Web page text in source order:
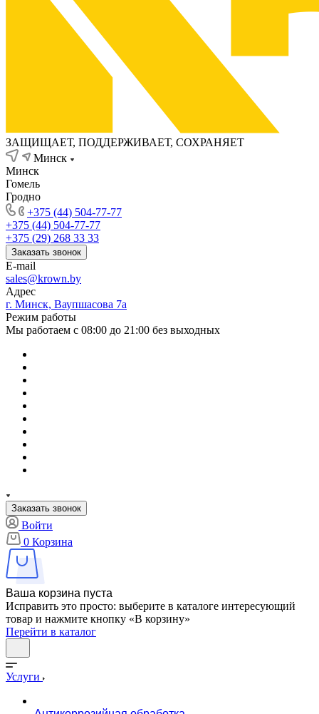
ЗАЩИЩАЕТ, ПОДДЕРЖИВАЕТ, СОХРАНЯЕТ
Минск
Минск
Гомель
Гродно
+375 (44) 504-77-77
+375 (44) 504-77-77
+375 (29) 268 33 33
Заказать звонок
E-mail
sales@krown.by
Адрес
г. Минск, Ваупшасова 7а
Режим работы
Мы работаем с 08:00 до 21:00 без выходных
Заказать звонок
Войти
0 Корзина
Ваша корзина пуста
Исправить это просто: выберите в каталоге интересующий
товар и нажмите кнопку «В корзину»
Перейти в каталог
Услуги